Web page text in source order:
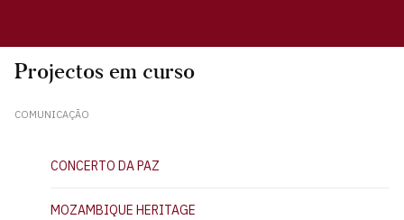
Projectos em curso
COMUNICAÇÃO
CONCERTO DA PAZ
MOZAMBIQUE HERITAGE